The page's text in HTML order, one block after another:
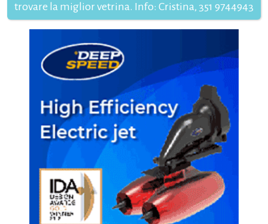
trovare la miglior vetrina. Info: Cristina, 351 9744943